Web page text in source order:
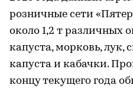
розничные сети
около 1,2 т различных
капуста, морковь, лук,
капуста и кабачки.
концу текущего года